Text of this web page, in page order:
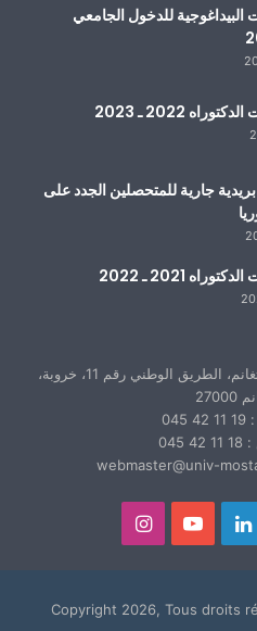
البيداغوجية للدخول الجامعي
2022 ـ 2023
جارية للمتحصلين الجدد على
2021 ـ 2022
جامعة عبد الحميد بن باديس مستغانم، الطريق الوطني رقم 11، خروبة،
لينكدإنيوتيوبانستقرام
© Copyright 2026, Tous